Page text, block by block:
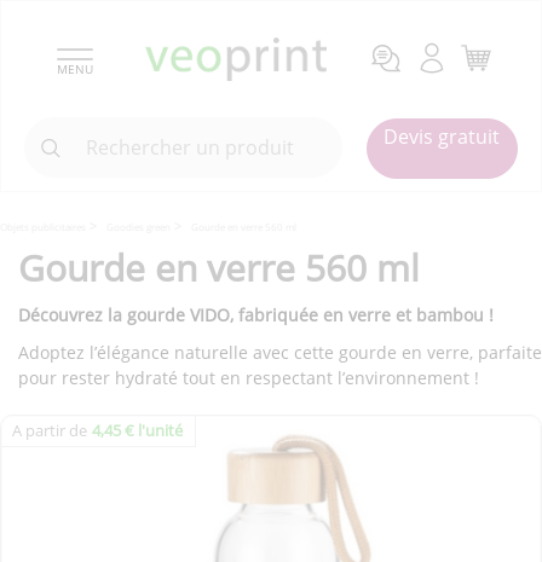
MENU
Devis gratuit
Gourde en verre 560 ml
Découvrez la gourde VIDO, fabriquée en verre et bambou !
Adoptez l’élégance naturelle avec cette gourde en verre, parfaite
pour rester hydraté tout en respectant l’environnement !
A partir de 4,45 € l'unité